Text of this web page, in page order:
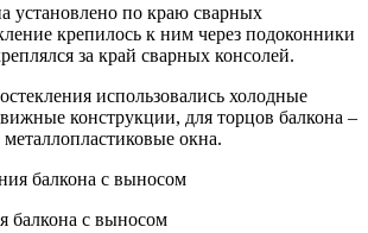
установлено по краю сварных
крепилось к ним через подоконники
за край сварных консолей.
использовались холодные
конструкции, для торцов балкона –
окна.
балкона с выносом